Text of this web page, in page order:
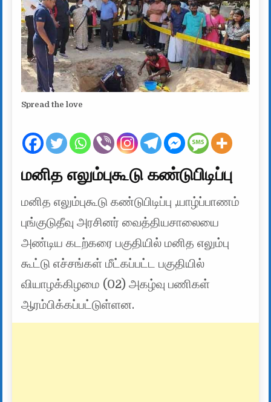
Spread the love
மனித எலும்புகூடு கண்டுபிடிப்பு
மனித எலும்புகூடு கண்டுபிடிப்பு ,யாழ்ப்பாணம்
புங்குடுதீவு அரசினர் வைத்தியசாலையை
அண்டிய கடற்கரை பகுதியில் மனித எலும்பு
கூட்டு எச்சங்கள் மீட்கப்பட்ட பகுதியில்
வியாழக்கிழமை (02) அகழ்வு பணிகள்
ஆரம்பிக்கப்பட்டுள்ளன.